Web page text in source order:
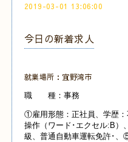
2019-03-01 13:06:00
今日の新着求人
就業場所：宜野湾市
職 種：事務
①雇用形態：正社員、学歴
操作（ワード･エクセル:B
級、普通自動車運転免許･